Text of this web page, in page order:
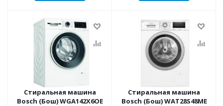
Стиральная машина
Bosch (Бош) WGA142X6OE
Стиральная машина
Bosch (Бош) WAT28S48ME